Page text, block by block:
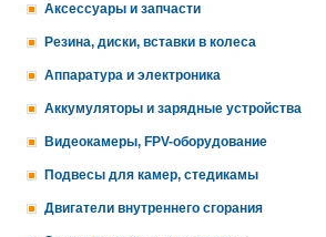
Аксессуары и запчасти
Резина, диски, вставки в колеса
Аппаратура и электроника
Аккумуляторы и зарядные устройства
Видеокамеры, FPV-оборудование
Подвесы для камер, стедикамы
Двигатели внутреннего сгорания